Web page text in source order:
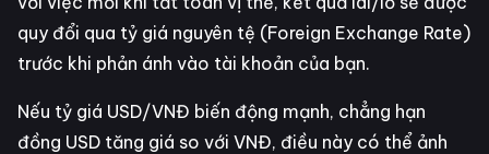
quy đổi qua tỷ giá nguyên tệ (Foreign Exchange Rate)
trước khi phản ánh vào tài khoản của bạn.
Nếu tỷ giá USD/VNĐ biến động mạnh, chẳng hạn
đồng USD tăng giá so với VNĐ, điều này có thể ảnh